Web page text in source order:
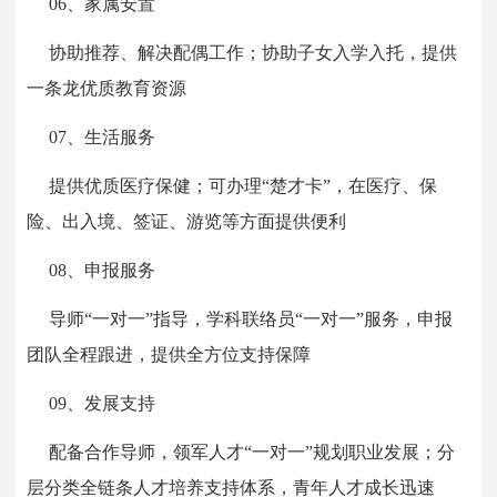
协助推荐、解决配偶工作；协助子女入学入托，提供
一条龙优质教育资源
07、生活服务
提供优质医疗保健；可办理“楚才卡”，在医疗、保
险、出入境、签证、游览等方面提供便利
08、 申报服务
导师“一对一”指导，学科联络员“一对一”服务，申报
团队全程跟进，提供全方位支持保障
09、 发展支持
配备合作导师，领军人才“一对一”规划职业发展；分
层分类全链条人才培养支持体系，青年人才成长迅速